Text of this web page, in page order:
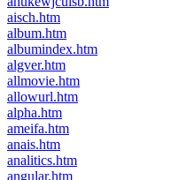
aisch.htm
album.htm
albumindex.htm
algver.htm
allmovie.htm
allowurl.htm
alpha.htm
ameifa.htm
anais.htm
analitics.htm
angular.htm